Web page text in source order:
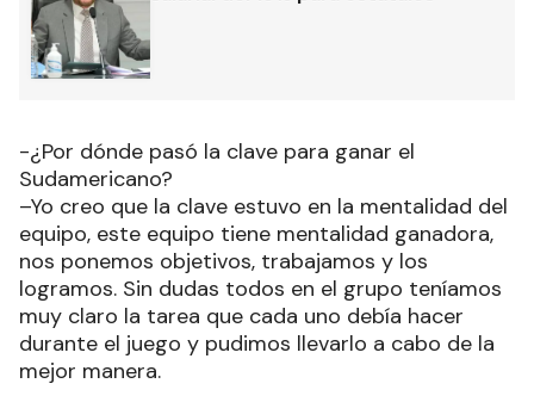
-¿Por dónde pasó la clave para ganar el
Sudamericano?
–Yo creo que la clave estuvo en la mentalidad del
equipo, este equipo tiene mentalidad ganadora,
nos ponemos objetivos, trabajamos y los
logramos. Sin dudas todos en el grupo teníamos
muy claro la tarea que cada uno debía hacer
durante el juego y pudimos llevarlo a cabo de la
mejor manera.